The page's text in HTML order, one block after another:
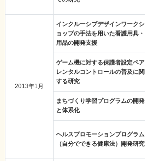
2013年1月
インクルーシブデザインワークシ
ョップの手法を用いた看護用具・
用品の開発支援
ゲーム機に対する保護者設定ペア
レンタルコントロールの普及に関
する研究
まちづくり学習プログラムの開発
と体系化
ヘルスプロモーションプログラム
（自分でできる健康法）開発研究